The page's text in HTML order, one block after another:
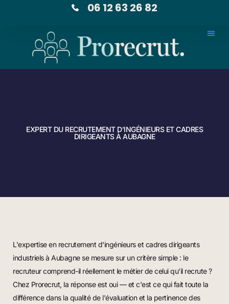
06 12 63 26 82
EXPERT DU RECRUTEMENT D’INGÉNIEURS ET CADRES
DIRIGEANTS À AUBAGNE
L'expertise en recrutement d'ingénieurs et cadres dirigeants
industriels à Aubagne se mesure sur un critère simple : le
recruteur comprend-il réellement le métier de celui qu'il recrute ?
Chez Prorecrut, la réponse est oui — et c'est ce qui fait toute la
différence dans la qualité de l'évaluation et la pertinence des